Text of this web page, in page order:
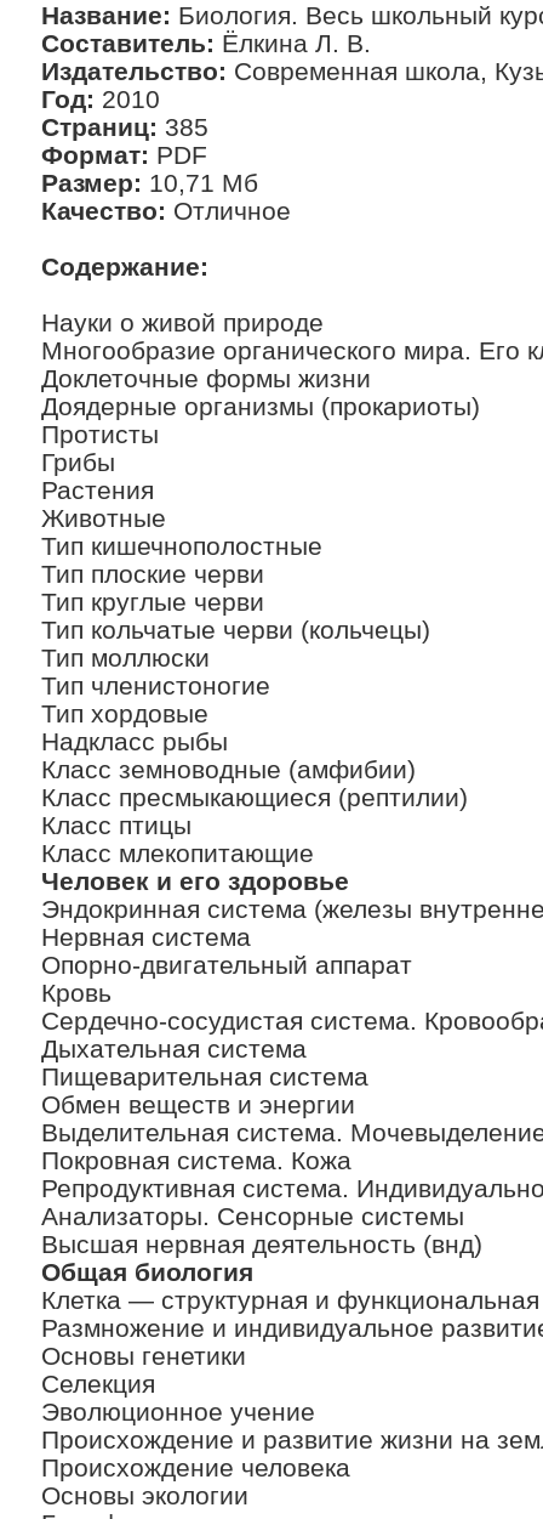
Название: Биология. Весь школьный
Составитель: Ёлкина Л. В.
Издательство: Современная школа,
Год: 2010
Страниц: 385
Формат: PDF
Размер: 10,71 Мб
Качество: Отличное
Содержание:
Науки о живой природе
Многообразие органического мира. Его
Доклеточные формы жизни
Доядерные организмы (прокариоты)
Протисты
Грибы
Растения
Животные
Тип кишечнополостные
Тип плоские черви
Тип круглые черви
Тип кольчатые черви (кольчецы)
Тип моллюски
Тип членистоногие
Тип хордовые
Надкласс рыбы
Класс земноводные (амфибии)
Класс пресмыкающиеся (рептилии)
Класс птицы
Класс млекопитающие
Человек и его здоровье
Эндокринная система (железы
Нервная система
Опорно-двигательный аппарат
Кровь
Сердечно-сосудистая система.
Дыхательная система
Пищеварительная система
Обмен веществ и энергии
Выделительная система.
Покровная система. Кожа
Репродуктивная система.
Анализаторы. Сенсорные системы
Высшая нервная деятельность (внд)
Общая биология
Клетка — структурная и
Размножение и индивидуальное
Основы генетики
Селекция
Эволюционное учение
Происхождение и развитие жизни на
Происхождение человека
Основы экологии